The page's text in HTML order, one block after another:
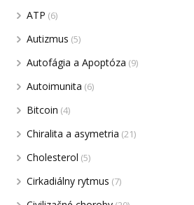
ATP (6)
Autizmus (5)
Autofágia a Apoptóza (9)
Autoimunita (6)
Bitcoin (4)
Chiralita a asymetria (21)
Cholesterol (5)
Cirkadiálny rytmus (7)